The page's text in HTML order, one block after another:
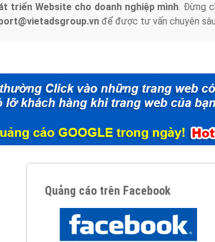
triển Website cho doanh nghiệp mình . Đừng
để được tư vấn chuyên
Quảng cáo trên Facebook